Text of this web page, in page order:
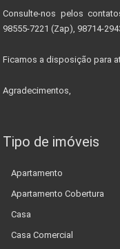
Consulte-nos pelos
98555-7221 (Zap), 98714-
Ficamos a disposição para
Agradecimentos,
Tipo de imóveis
Apartamento
Apartamento Cobertura
Casa
Casa Comercial